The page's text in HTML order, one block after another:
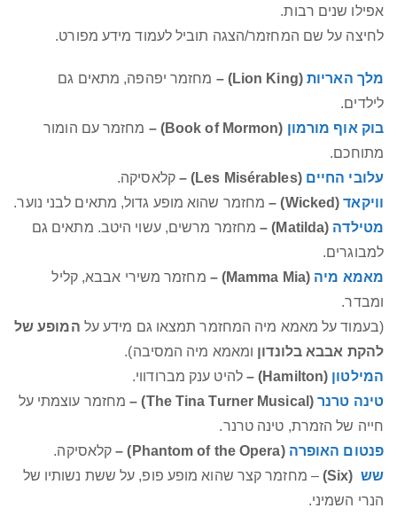
אפילו שנים רבות.
לחיצה על שם המחזמר/הצגה תוביל לעמוד מידע מפורט.
מלך האריות (Lion King) –
מחזמר יפהפה, מתאים גם
לילדים.
בוק אוף מורמון (Book of Mormon) –
מחזמר עם הומור
מתוחכם.
עלובי החיים(Les Misérables) –
קלאסיקה.
וויקאד(Wicked) –
מחזמר שהוא מופע גדול, מתאים לבני נוער.
מטילדה (Matilda) –
מחזמר מרשים, עשוי היטב. מתאים גם
למבוגרים.
מאמא מיה (Mamma Mia) –
מחזמר משירי אבבא, קליל
ומבדר.
(בעמוד על מאמא מיה המחזמר תמצאו גם מידע על המופע של
להקת אבבא בלונדון ומאמא מיה המסיבה).
המילטון (Hamilton) –
להיט ענק מברודווי.
טינה טרנר(The Tina Turner Musical) –
מחזמר עוצמתי על
חייה של הזמרת, טינה טרנר.
פנטום האופרה (Phantom of the Opera) –
קלאסיקה.
שש (Six)
– מחזמר קצר שהוא מופע פופ, על ששת נשותיו של
הנרי השמיני.